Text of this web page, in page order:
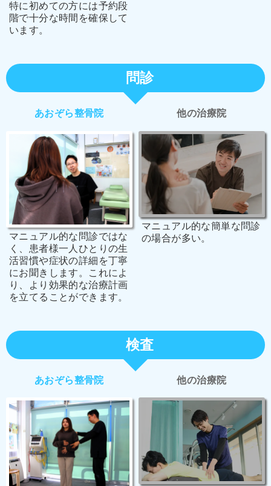
特に初めての方には予約段
階で十分な時間を確保して
います。
問診
あおぞら整骨院
マニュアル的な問診ではな
く、患者様一人ひとりの生
活習慣や症状の詳細を丁寧
にお聞きします。これによ
り、より効果的な治療計画
を立てることができます。
他の治療院
マニュアル的な簡単な問診
の場合が多い。
検査
あおぞら整骨院 他の治療院